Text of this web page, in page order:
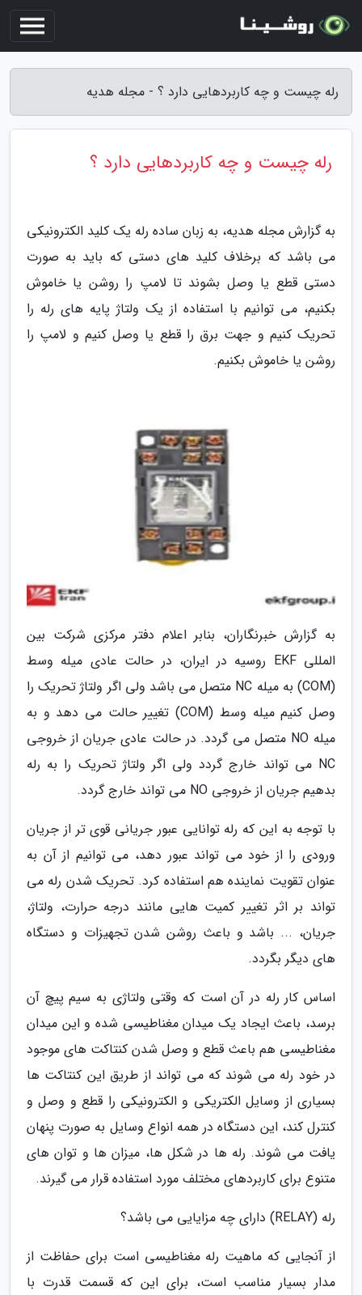
رله چیست و چه کاربردهایی دارد ؟ - مجله هدیه
رله چیست و چه کاربردهایی دارد ؟
به گزارش مجله هدیه، به زبان ساده رله یک کلید الکترونیکی
می باشد که برخلاف کلید های دستی که باید به صورت
دستی قطع یا وصل بشوند تا لامپ را روشن یا خاموش
بکنیم، می توانیم با استفاده از یک ولتاژ پایه های رله را
تحریک کنیم و جهت برق را قطع یا وصل کنیم و لامپ را
روشن یا خاموش بکنیم.
به گزارش خبرنگاران، بنابر اعلام دفتر مرکزی شرکت بین
المللی EKF روسیه در ایران، در حالت عادی میله وسط
(COM) به میله NC متصل می باشد ولی اگر ولتاژ تحریک را
وصل کنیم میله وسط (COM) تغییر حالت می دهد و به
میله NO متصل می گردد. در حالت عادی جریان از خروجی
NC می تواند خارج گردد ولی اگر ولتاژ تحریک را به رله
بدهیم جریان از خروجی NO می تواند خارج گردد.
با توجه به این که رله توانایی عبور جریانی قوی تر از جریان
ورودی را از خود می تواند عبور دهد، می توانیم از آن به
عنوان تقویت نماینده هم استفاده کرد. تحریک شدن رله می
تواند بر اثر تغییر کمیت هایی مانند درجه حرارت، ولتاژ،
جریان، ... باشد و باعث روشن شدن تجهیزات و دستگاه
های دیگر بگردد.
اساس کار رله در آن است که وقتی ولتاژی به سیم پیچ آن
برسد، باعث ایجاد یک میدان مغناطیسی شده و این میدان
مغناطیسی هم باعث قطع و وصل شدن کنتاکت های موجود
در خود رله می شوند که می تواند از طریق این کنتاکت ها
بسیاری از وسایل الکتریکی و الکترونیکی را قطع و وصل و
کنترل کند، این دستگاه در همه انواع وسایل به صورت پنهان
یافت می شوند. رله ها در شکل ها، میزان ها و توان های
متنوع برای کاربردهای مختلف مورد استفاده قرار می گیرند.
رله (RELAY) دارای چه مزایایی می باشد؟
از آنجایی که ماهیت رله مغناطیسی است برای حفاظت از
مدار بسیار مناسب است، برای این که قسمت قدرت با